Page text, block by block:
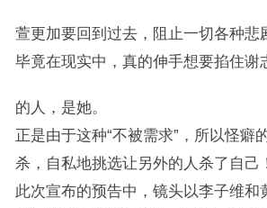
萱更加要回到过去，阻止一切各种悲
毕竟在现实中，真的伸手想要掐住谢
的人，是她。
正是由于这种“不被需求”，所以怪癖
杀，自私地挑选让另外的人杀了自己
此次宣布的预告中，镜头以李子维和